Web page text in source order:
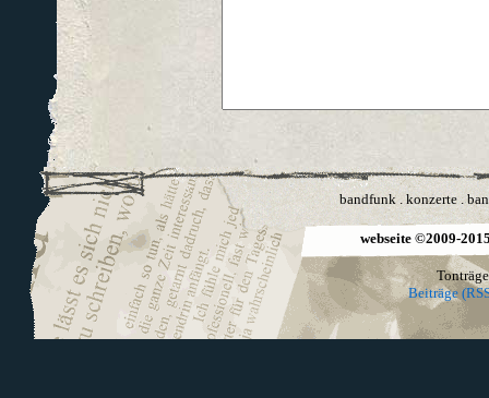
bandfunk. konzerte.
webseite ©2009-
Beiträge